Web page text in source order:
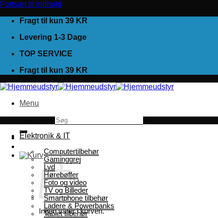
Fortsæt til indhold
Fragt til kun 39 KR
Levering 1-3 Dage
TOP SERVICE
Fragt til kun 39 KR
Menu
Ingen varer i kurven.
Elektronik & IT
Computertilbehør
Gaminggrej
Lyd
Hørebøffer
Foto og video
TV og Billeder
Smartphone tilbehør
Ladere & Powerbanks
Tablet tilbehør